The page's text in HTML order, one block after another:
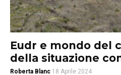
Eudr e mondo del
della situazione
Roberta Blanc 18 Aprile 2024